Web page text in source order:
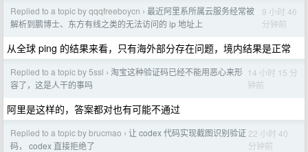
Replied to a topic by qqqfreeboycn › 最近阿里系所属云服务经常被
解析到鹏博士、东方有线之类的无法访问的 ip 地址上
9 小时 46
分钟前
从全球 ping 的结果来看，只有海外部分存在问题，境内结果是正常
Replied to a topic by 5ssl › 淘宝这种验证码已经不能用恶心来形
容了，这是人干的事吗
14 小时 15 分
钟前
阿里是这样的，答案都对也有可能不通过
Replied to a topic by brucmao › 让 codex 代码实现截图识别验证
码， codex 直接拒绝了
22 小时 40
分钟前